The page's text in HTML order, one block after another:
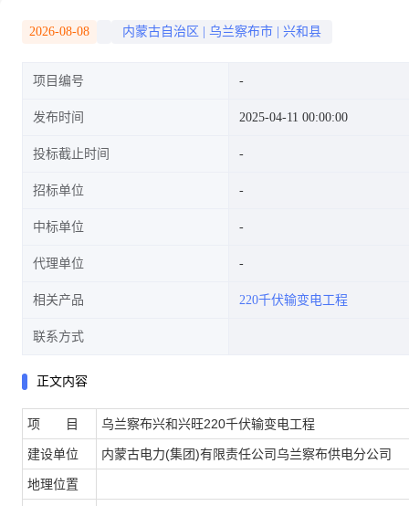
2026-08-08 内蒙古自治区 乌兰察布市 兴和县
项目编号
发布时间 2025-04-11 00:00:00
投标截止时间
招标单位
中标单位
代理单位
相关产品 220千伏输变电工程
联系方式
正文内容
项 目 乌兰察布兴和兴旺220千伏输变电工程
建设单位 内蒙古电力(集团)有限责任公司乌兰察布供电分公司
地理位置